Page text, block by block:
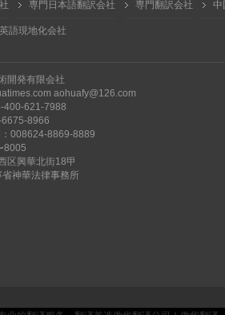
専門日本語翻訳会社 専門翻訳会社 中
語現地化会社
開発有限会社
aohuafy@126.com
400-621-7988
8966
008624-8869-8889
8005
区興華北街18甲
神華法律事務所